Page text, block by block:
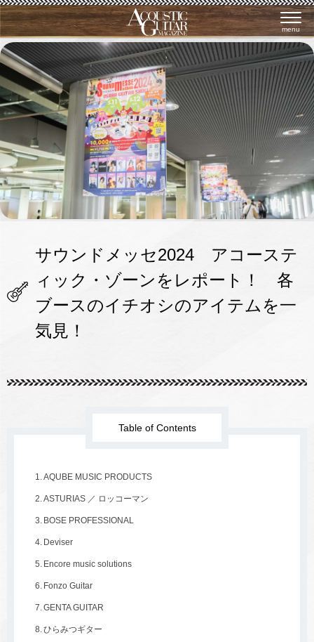
menu
サウンドメッセ2024 アコーステ
ィック・ゾーンをレポート！ 各
ブースのイチオシのアイテムを一
気見！
Table of Contents
AQUBE MUSIC PRODUCTS
ASTURIAS ／ ロッコーマン
BOSE PROFESSIONAL
Deviser
Encore music solutions
Fonzo Guitar
GENTA GUITAR
ひらみつギター